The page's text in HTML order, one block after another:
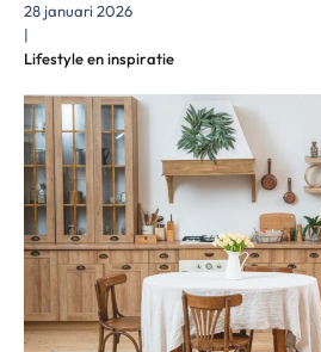
28 januari 2026
|
Lifestyle en inspiratie